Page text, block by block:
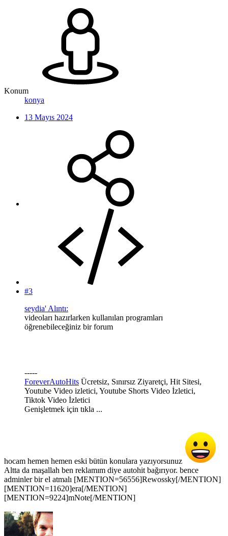
Konum
konya
13 Mayıs 2024
#3
seydia' Alıntı:
videoları hazırlarken kullanılan programları
öğrenebileceğiniz bir forum
-----
ForeverAutoHits Ücretsiz, Sınırsız Ziyaretçi, Hit Sitesi,
Youtube Video izletici, Youtube Shorts Video İzletici,
Tiktok Video İzletici
Genişletmek için tıkla ...
hocam hemen hemen eski bütün konulara yazıyorsunuz
Altta da maşallah ben reklamım diye autohit bağırıyor. bence
adminler bir el atmalı [MENTION=56556]Rewossky[/MENTION]
[MENTION=11620]era[/MENTION]
[MENTION=9224]mNote[/MENTION]